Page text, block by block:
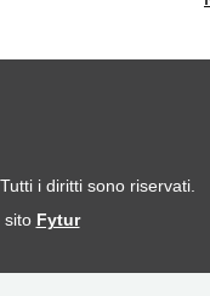
i diritti sono riservati.
sito Fytur